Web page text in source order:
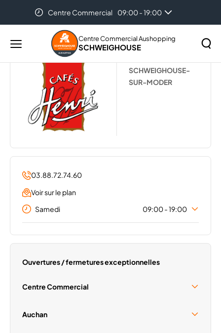
Centre Commercial 09:00 - 19:00
Menu
principal
Centre Commercial Aushopping
SCHWEIGHOUSE
Rechercher
... LES CAFES HENRI
SCHWEIGHOUSE-
SUR-MODER
03.88.72.74.60
Voir sur le plan
Samedi
09:00 - 19:00
Lundi
09:30 - 20:00
Mercredi
09:30 - 20:00
Vendredi
Ouvertures / fermetures exceptionnelles
Centre Commercial
Samedi 15 Août
Auchan